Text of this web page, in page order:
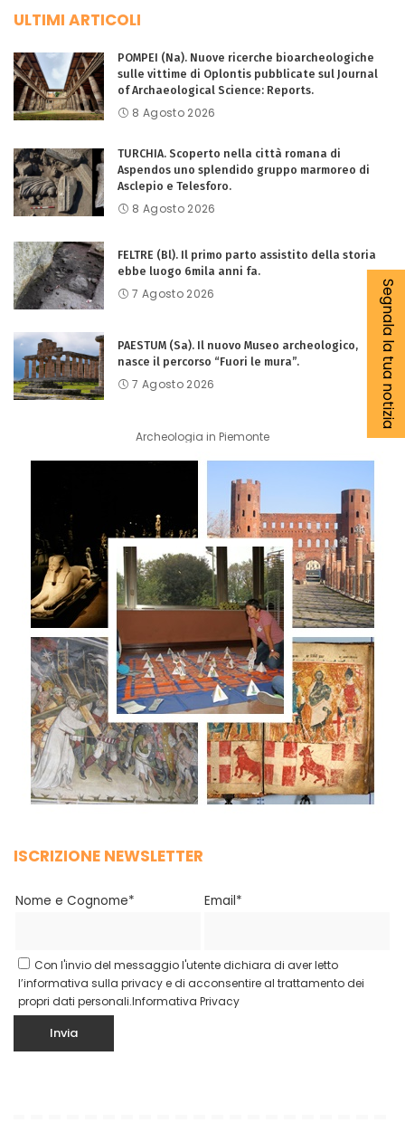
ULTIMI ARTICOLI
POMPEI (Na). Nuove ricerche bioarcheologiche
sulle vittime di Oplontis pubblicate sul Journal
of Archaeological Science: Reports.
8 Agosto 2026
TURCHIA. Scoperto nella città romana di
Aspendos uno splendido gruppo marmoreo di
Asclepio e Telesforo.
8 Agosto 2026
FELTRE (Bl). Il primo parto assistito della storia
ebbe luogo 6mila anni fa.
7 Agosto 2026
PAESTUM (Sa). Il nuovo Museo archeologico,
nasce il percorso “Fuori le mura”.
7 Agosto 2026
Archeologia in Piemonte
ISCRIZIONE NEWSLETTER
Nome e Cognome* Email*
Con l'invio del messaggio l'utente dichiara di aver letto
l’informativa sulla privacy e di acconsentire al trattamento dei
propri dati personali.Informativa Privacy
Segnala la tua notizia